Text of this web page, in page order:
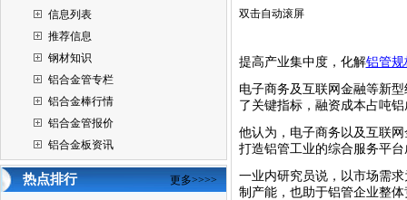
信息列表
推荐信息
钢材知识
铝合金管专栏
铝合金棒行情
铝合金管报价
铝合金板资讯
热点排行 更多>>>>
双击自动滚屏
提高产业集中度，化解铝管规
电子商务及互联网金融等新
了关键指标，融资成本占吨
他认为，电子商务以及互联
打造铝管工业的综合服务平
一业内研究员说，以市场需
制产能，也助于铝管企业整